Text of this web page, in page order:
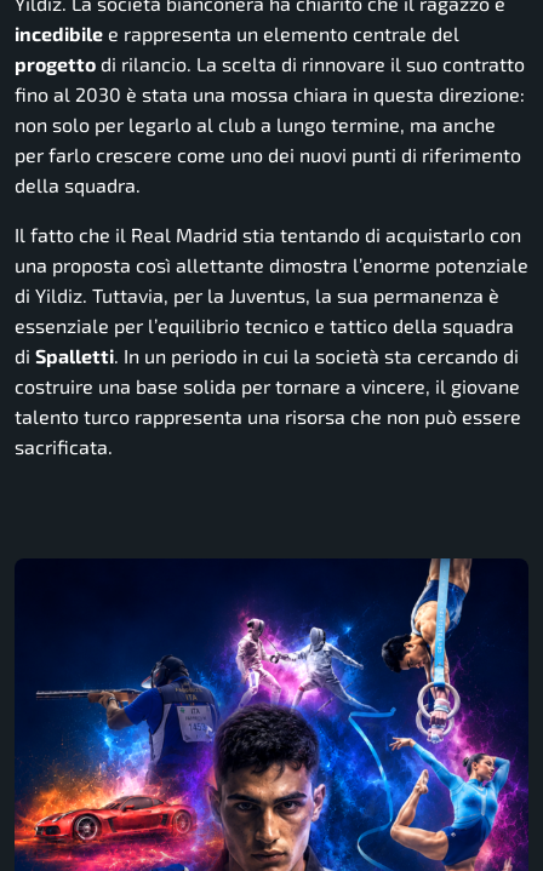
incedibile e rappresenta un elemento centrale del
progetto di rilancio. La scelta di rinnovare il suo contratto
fino al 2030 è stata una mossa chiara in questa direzione:
non solo per legarlo al club a lungo termine, ma anche
per farlo crescere come uno dei nuovi punti di riferimento
della squadra.
Il fatto che il Real Madrid stia tentando di acquistarlo con
una proposta così allettante dimostra l’enorme potenziale
di Yildiz. Tuttavia, per la Juventus, la sua permanenza è
essenziale per l’equilibrio tecnico e tattico della squadra
di Spalletti. In un periodo in cui la società sta cercando di
costruire una base solida per tornare a vincere, il giovane
talento turco rappresenta una risorsa che non può essere
sacrificata.